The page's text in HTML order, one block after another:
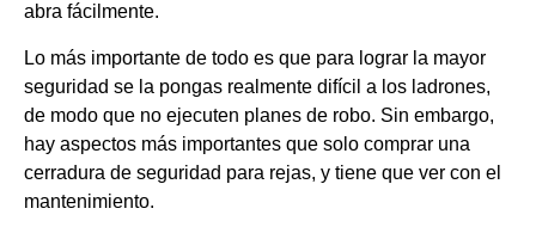
abra fácilmente.
Lo más importante de todo es que para lograr la mayor
seguridad se la pongas realmente difícil a los ladrones,
de modo que no ejecuten planes de robo. Sin embargo,
hay aspectos más importantes que solo comprar una
cerradura de seguridad para rejas, y tiene que ver con el
mantenimiento.